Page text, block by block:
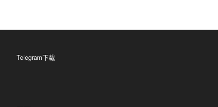
Telegram下载